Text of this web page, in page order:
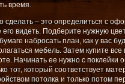
время.
сделать – это определиться с
видеть. Подберите нужную
набросать план, как у вас
мебель. Затем купите
Начинать ее нужно с поклейки
тот, который соответствует
потолка и только потом